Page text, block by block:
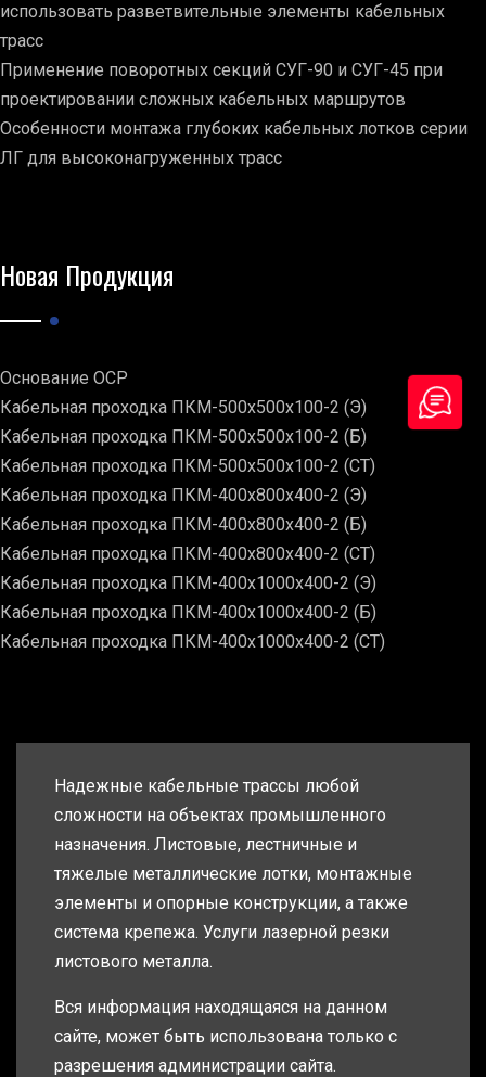
использовать разветвительные элементы кабельных
трасс
Применение поворотных секций СУГ-90 и СУГ-45 при
проектировании сложных кабельных маршрутов
Особенности монтажа глубоких кабельных лотков серии
ЛГ для высоконагруженных трасс
Новая Продукция
Основание ОСР
Кабельная проходка ПКМ-500х500х100-2 (Э)
Кабельная проходка ПКМ-500х500х100-2 (Б)
Кабельная проходка ПКМ-500х500х100-2 (СТ)
Кабельная проходка ПКМ-400х800х400-2 (Э)
Кабельная проходка ПКМ-400х800х400-2 (Б)
Кабельная проходка ПКМ-400х800х400-2 (СТ)
Кабельная проходка ПКМ-400х1000х400-2 (Э)
Кабельная проходка ПКМ-400х1000х400-2 (Б)
Кабельная проходка ПКМ-400х1000х400-2 (СТ)
Надежные кабельные трассы любой
сложности на объектах промышленного
назначения. Листовые, лестничные и
тяжелые металлические лотки, монтажные
элементы и опорные конструкции, а также
система крепежа. Услуги лазерной резки
листового металла.
Вся информация находящаяся на данном
сайте, может быть использована только с
разрешения администрации сайта.